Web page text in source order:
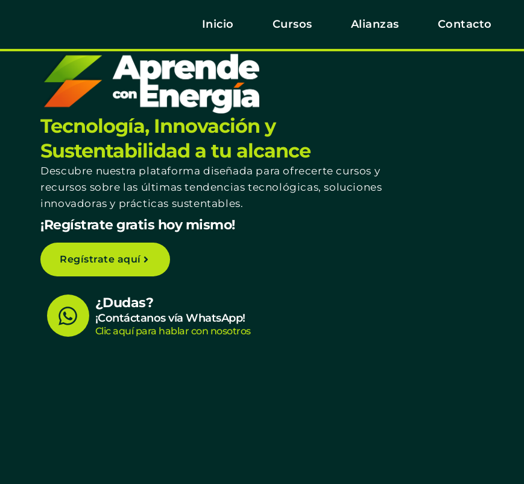
Inicio Cursos Alianzas Contacto
Tecnología, Innovación y
Sustentabilidad a tu alcance
Descubre nuestra plataforma diseñada para ofrecerte cursos y
recursos sobre las últimas tendencias tecnológicas, soluciones
innovadoras y prácticas sustentables.
¡Regístrate gratis hoy mismo!
Regístrate aquí
W
h
¿Dudas?
¡Contáctanos vía WhatsApp!
Clic aquí para hablar con nosotros